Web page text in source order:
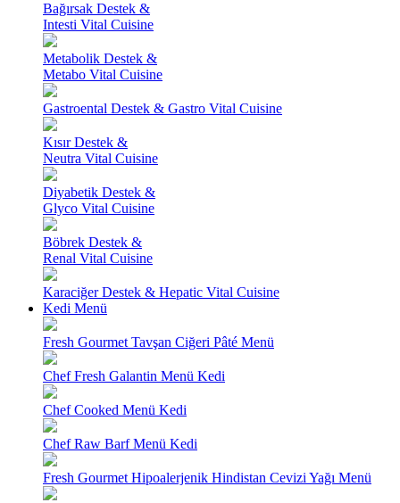
Bağırsak Destek &
Intesti Vital Cuisine
Metabolik Destek &
Metabo Vital Cuisine
Gastroental Destek & Gastro Vital Cuisine
Kısır Destek &
Neutra Vital Cuisine
Diyabetik Destek &
Glyco Vital Cuisine
Böbrek Destek &
Renal Vital Cuisine
Karaciğer Destek & Hepatic Vital Cuisine
Kedi Menü
Fresh Gourmet Tavşan Ciğeri Pâté Menü
Chef Fresh Galantin Menü Kedi
Chef Cooked Menü Kedi
Chef Raw Barf Menü Kedi
Fresh Gourmet Hipoalerjenik Hindistan Cevizi Yağı Menü